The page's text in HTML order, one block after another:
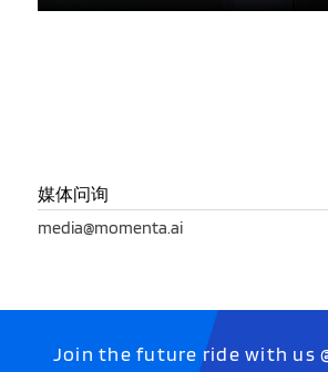
媒体问询
media@momenta.ai
Join the future ride with us